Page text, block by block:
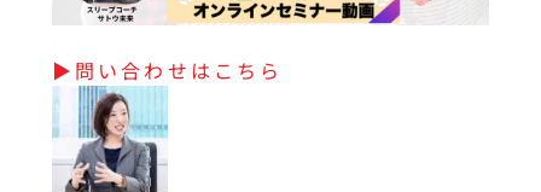
▶︎問い合わせはこちら